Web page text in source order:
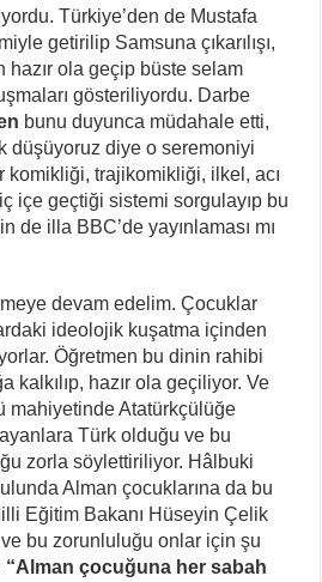
Türkiye’den de Mustafa
getirilip Samsuna çıkarılışı,
hazır ola geçip büste selam
gösteriliyordu. Darbe
bunu duyunca müdahale etti,
düşüyoruz diye o seremoniyi
komikliği, trajikomikliği, ilkel, acı
içe geçtiği sistemi sorgulayıp bu
de illa BBC’de yayınlaması mı
devam edelim. Çocuklar
ideolojik kuşatma içinden
Öğretmen bu dinin rahibi
kalkılıp, hazır ola geçiliyor. Ve
mahiyetinde Atatürkçülüğe
Türk olduğu ve bu
zorla söylettiriliyor. Hâlbuki
Alman çocuklarına da bu
Eğitim Bakanı Hüseyin Çelik
bu zorunluluğu onlar için şu
“Alman çocuğuna her sabah